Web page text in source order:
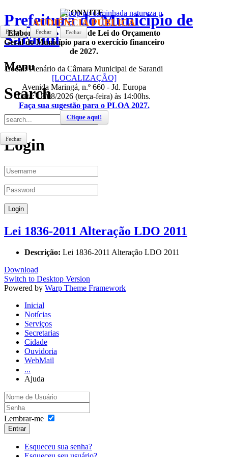
Prefeitura do Municipio de
Sarandi
Menu
Search
Login
Lei 1836-2011 Alteração LDO 2011
Descrição: Lei 1836-2011 Alteração LDO 2011
Download
Switch to Desktop Version
Powered by Warp Theme Framework
Inicial
Notícias
Serviços
Secretarias
Cidade
Ouvidoria
WebMail
...
Ajuda
Lembrar-me
Entrar
Esqueceu sua senha?
Fechar
CONVITE
AUDIÊNCIA PÚBLICA
Elaboração do Projeto de Lei do Orçamento
Geral do Município para o exercício financeiro
de 2027.
Local:Plenário da Câmara Municipal de Sarandi
[LOCALIZAÇÃO]
Avenida Maringá, n.º 660 - Jd. Europa
Data: 18/08/2026 (terça-feira) às 14:00hs.
Faça sua sugestão para o PLOA 2027.
Clique aqui!
Fechar
Fechar
Fechar
Fechar